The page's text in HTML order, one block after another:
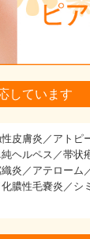
しています
皮膚炎／アトピ
ヘルペス／帯状
炎／アテローム
膿性毛嚢炎／シ